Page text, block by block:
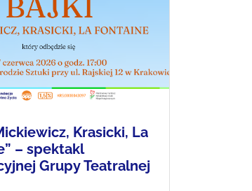
Krasicki, La
– spektakl
Grupy Teatralnej